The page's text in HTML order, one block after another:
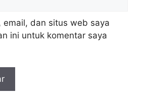
email, dan situs web saya
ini untuk komentar saya